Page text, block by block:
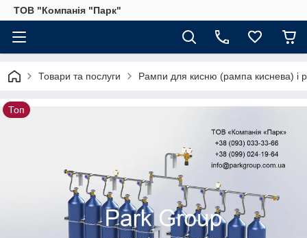
ТОВ "Компанія "Парк"
Товари та послуги Рампи для кисню (рампа киснева) і
Топ